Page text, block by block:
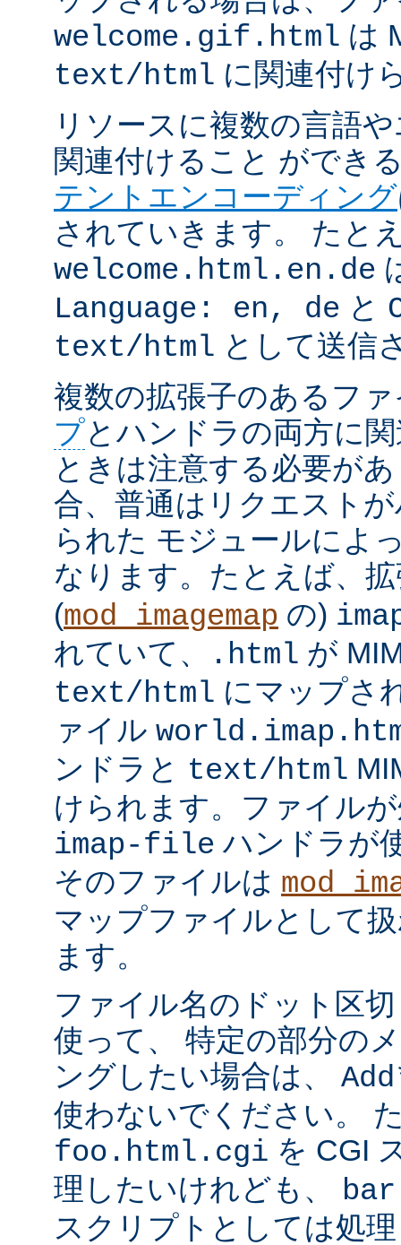
welcome.gif.html は
text/html に関連付け
リソースに複数の言語
関連付けること ができ
テントエンコーディング
されていきます。 たと
welcome.html.en.de
Language: en, de と
text/html として送信
複数の拡張子のあるフ
プとハンドラの両方に
ときは注意する必要が
合、普通はリクエスト
られた モジュールによ
なります。たとえば、
(mod_imagemap の)
れていて、
.html が
text/html にマップさ
ァイル
ンドラと text/html
けられます。ファイル
imap-file ハンドラが
そのファイルは
マップファイルとして
ます。
ファイル名のドット区
使って、 特定の部分の
ングしたい場合は、
使わないでください。
foo.html.cgi を CGI
理したいけれども、
スクリプトとしては処